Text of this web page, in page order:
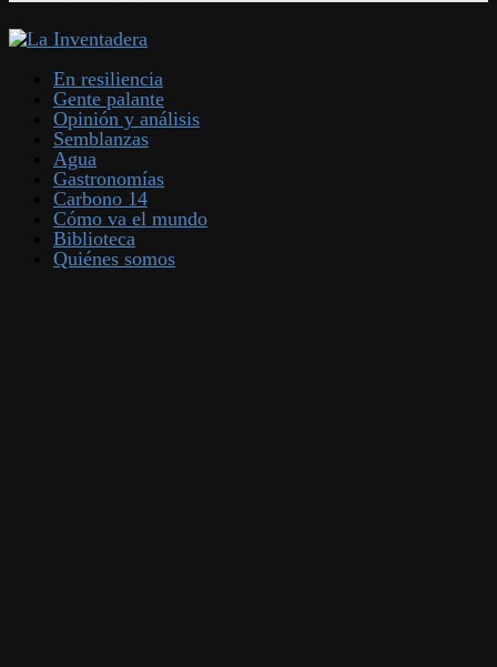
En resiliencia
Gente palante
Opinión y análisis
Semblanzas
Agua
Gastronomías
Carbono 14
Cómo va el mundo
Biblioteca
Quiénes somos